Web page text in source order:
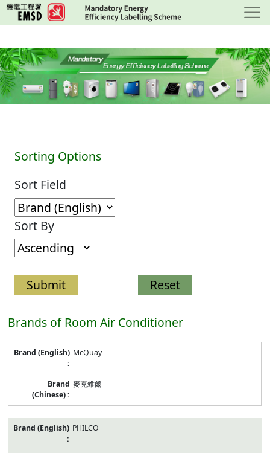
Skip
to
content
Sorting Options
Sort Field
Sort By
Brands of Room Air Conditioner
models
Conditioner
McQuay
麥克維爾
PHILCO